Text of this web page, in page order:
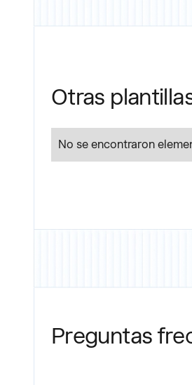
Otras
No se encontraron
Preguntas